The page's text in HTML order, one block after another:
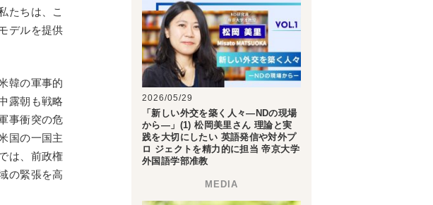
たちは、こ
デルを提供
韓の軍事的
露朝も戦略
事衝突の危
国の一国主
は、前政権
の緊張を高
2026/05/29
「新しい外交を築く人々―NDの現場
から―」(1) 松岡美里さん 理論と実
践を大切にしたい 英語発信や対外プ
ロ ジェクトを精力的に担当 帝京大学
外国語学部准教